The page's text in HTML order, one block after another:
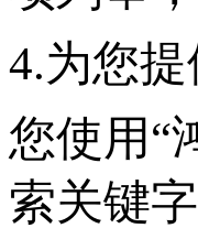
4.为您
您使用“
索关键